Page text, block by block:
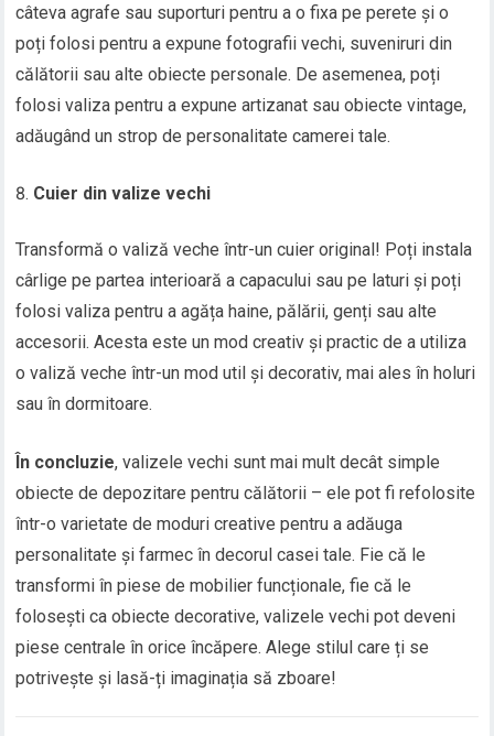
câteva agrafe sau suporturi pentru a o fixa pe perete și o
poți folosi pentru a expune fotografii vechi, suveniruri din
călătorii sau alte obiecte personale. De asemenea, poți
folosi valiza pentru a expune artizanat sau obiecte vintage,
adăugând un strop de personalitate camerei tale.
Cuier din valize vechi
Transformă o valiză veche într-un cuier original! Poți instala
cârlige pe partea interioară a capacului sau pe laturi și poți
folosi valiza pentru a agăța haine, pălării, genți sau alte
accesorii. Acesta este un mod creativ și practic de a utiliza
o valiză veche într-un mod util și decorativ, mai ales în holuri
sau în dormitoare.
În concluzie, valizele vechi sunt mai mult decât simple
obiecte de depozitare pentru călătorii – ele pot fi refolosite
într-o varietate de moduri creative pentru a adăuga
personalitate și farmec în decorul casei tale. Fie că le
transformi în piese de mobilier funcționale, fie că le
folosești ca obiecte decorative, valizele vechi pot deveni
piese centrale în orice încăpere. Alege stilul care ți se
potrivește și lasă-ți imaginația să zboare!